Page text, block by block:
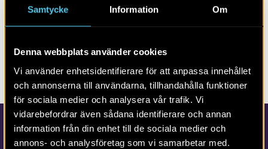
Samtycke Information Om
Denna webbplats använder cookies
Vi använder enhetsidentifierare för att anpassa innehållet
och annonserna till användarna, tillhandahålla funktioner
för sociala medier och analysera vår trafik. Vi
vidarebefordrar även sådana identifierare och annan
information från din enhet till de sociala medier och
annons- och analysföretag som vi samarbetar med.
Ny ringväg i Trelleborg